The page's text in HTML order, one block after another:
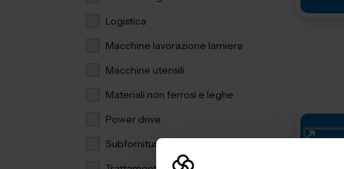
Logistica
Macchine lavorazione lamiera
Macchine utensili
Materiali non ferrosi e leghe
Power drive
Subfornitura meccanica